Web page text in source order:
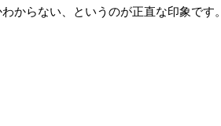
からない、というのが正直な印象です。